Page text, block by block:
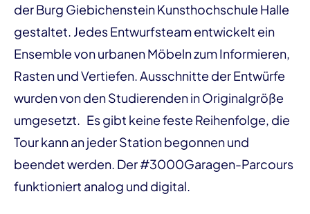
der Burg Giebichenstein Kunsthochschule Halle
gestaltet. Jedes Entwurfsteam entwickelt ein
Ensemble von urbanen Möbeln zum Informieren,
Rasten und Vertiefen. Ausschnitte der Entwürfe
wurden von den Studierenden in Originalgröße
umgesetzt. Es gibt keine feste Reihenfolge, die
Tour kann an jeder Station begonnen und
beendet werden. Der #3000Garagen-Parcours
funktioniert analog und digital.